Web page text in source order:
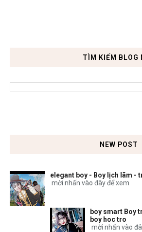
TÌM KIẾM BLOG
NEW POST
elegant boy - Boy lịch lãm -
mời nhấn vào đây để xem
boy smart Boy
boy hoc tro
mời nhấn vào